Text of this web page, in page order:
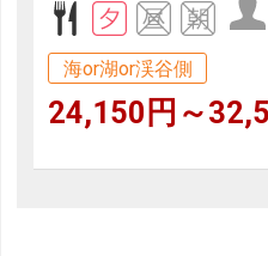
海or湖or渓谷側
24,150円～